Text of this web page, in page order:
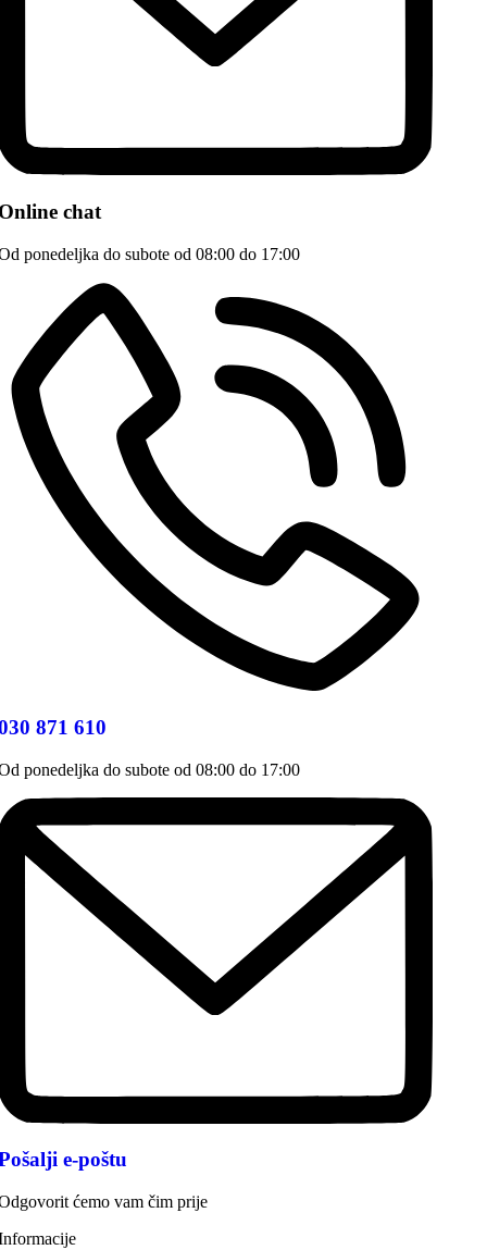
chat
ponedeljka do subote od 08:00 do 17:00
871 610
ponedeljka do subote od 08:00 do 17:00
e-poštu
ćemo vam čim prije